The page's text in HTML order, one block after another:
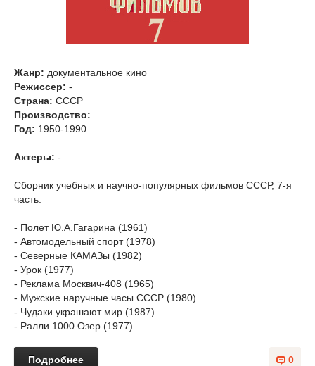
Жанр: документальное кино
Режиссер: -
Страна: СССР
Производство:
Год: 1950-1990
Актеры: -
Сборник учебных и научно-популярных фильмов СССР, 7-я
часть:
- Полет Ю.А.Гагарина (1961)
- Автомодельный спорт (1978)
- Северные КАМАЗы (1982)
- Урок (1977)
- Реклама Москвич-408 (1965)
- Мужские наручные часы СССР (1980)
- Чудаки украшают мир (1987)
- Ралли 1000 Озер (1977)
0
Подробнее